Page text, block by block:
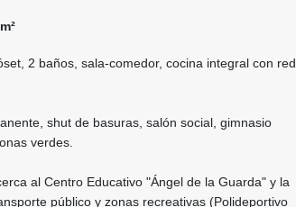
2 baños, sala-comedor, cocina integral con red
shut de basuras, salón social, gimnasio
verdes.
al Centro Educativo "Ángel de la Guarda" y la
público y zonas recreativas (Polideportivo